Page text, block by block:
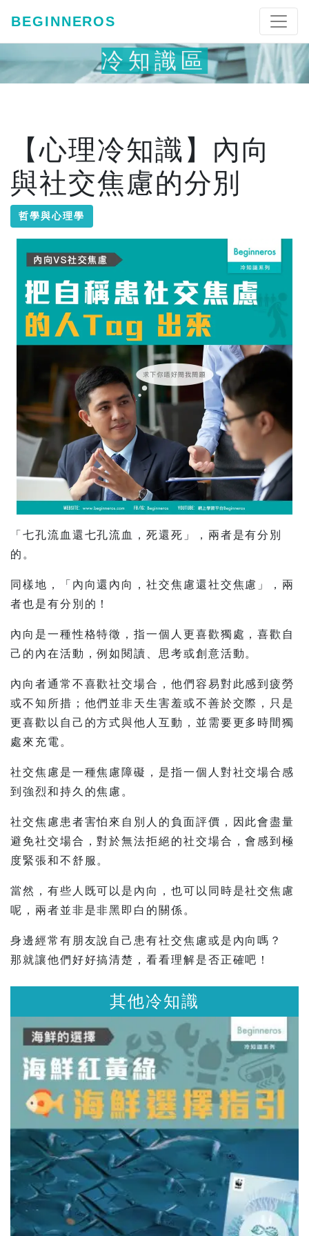
BEGINNEROS
冷知識區
【心理冷知識】內向
與社交焦慮的分別
哲學與心理學
「七孔流血還七孔流血，死還死」，兩者是有分別
的。
同樣地，「內向還內向，社交焦慮還社交焦慮」，兩
者也是有分別的！
內向是一種性格特徵，指一個人更喜歡獨處，喜歡自
己的內在活動，例如閱讀、思考或創意活動。
內向者通常不喜歡社交場合，他們容易對此感到疲勞
或不知所措；他們並非天生害羞或不善於交際，只是
更喜歡以自己的方式與他人互動，並需要更多時間獨
處來充電。
社交焦慮是一種焦慮障礙，是指一個人對社交場合感
到強烈和持久的焦慮。
社交焦慮患者害怕來自別人的負面評價，因此會盡量
避免社交場合，對於無法拒絕的社交場合，會感到極
度緊張和不舒服。
當然，有些人既可以是內向，也可以同時是社交焦慮
呢，兩者並非是非黑即白的關係。
身邊經常有朋友說自己患有社交焦慮或是內向嗎？
那就讓他們好好搞清楚，看看理解是否正確吧！